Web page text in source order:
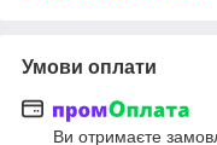
Умови оплати
Ви отримаєте